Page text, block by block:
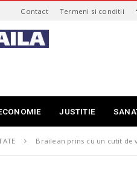
Contact Termeni si conditii
t
B
l
JUSTITIE
Brailean prins cu un cutit de